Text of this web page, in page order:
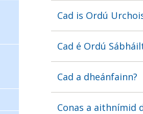
Cad is Ordú
Cad é Ordú
Cad a dheánfainn?
Conas a aithnímid